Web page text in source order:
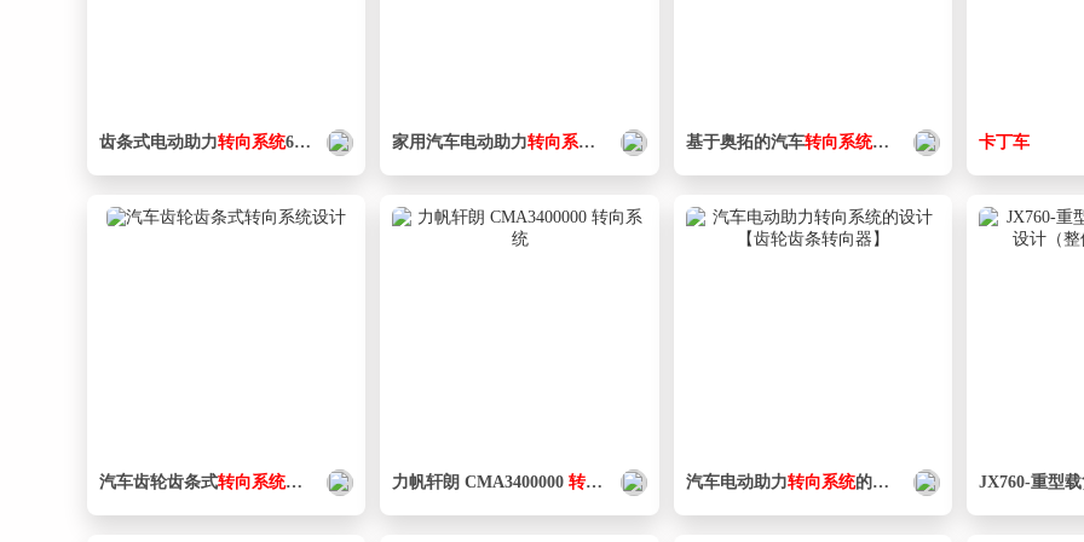
齿条式电动助力转向系统611723 家用汽车电动助力转向系统 设计 基于奥拓的汽车转向系统设计 卡丁车
汽车齿轮齿条式转向系统设计 力帆轩朗 CMA3400000转向 系统 汽车电动助力转向系统的设计【齿轮齿条 转向器】
JX760-重型